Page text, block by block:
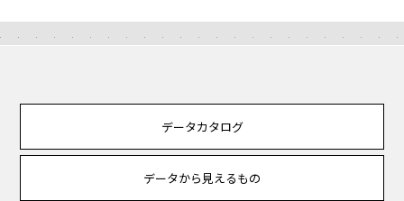
データカタログ
データから見えるもの